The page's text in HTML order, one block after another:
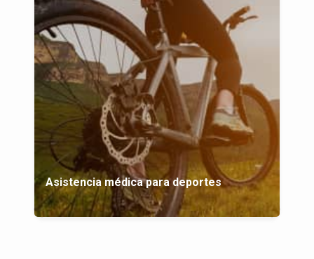
Asistencia médica para deportes